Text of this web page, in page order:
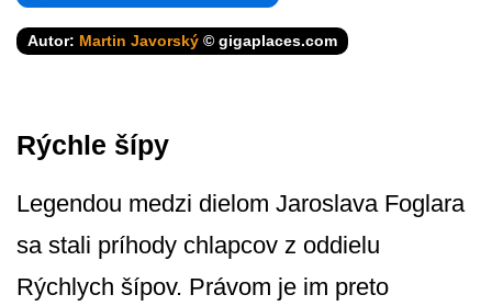
Autor: Martin Javorský © gigaplaces.com
Rýchle šípy
Legendou medzi dielom Jaroslava Foglara
sa stali príhody chlapcov z oddielu
Rýchlych šípov. Právom je im preto